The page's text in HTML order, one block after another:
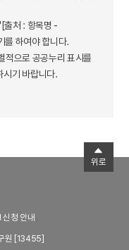
출처 : 항목명 -
를 하여야 합니다.
적으로 공공누리 표시를
시기 바랍니다.
청 안내
원 [13455]
위로